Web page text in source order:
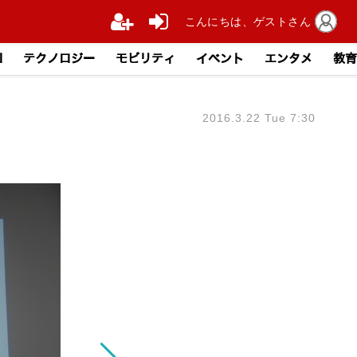
テクノロジー モビリティ イベント エンタメ 教育
2016.3.22 Tue 7:30
こんにちは、ゲストさん